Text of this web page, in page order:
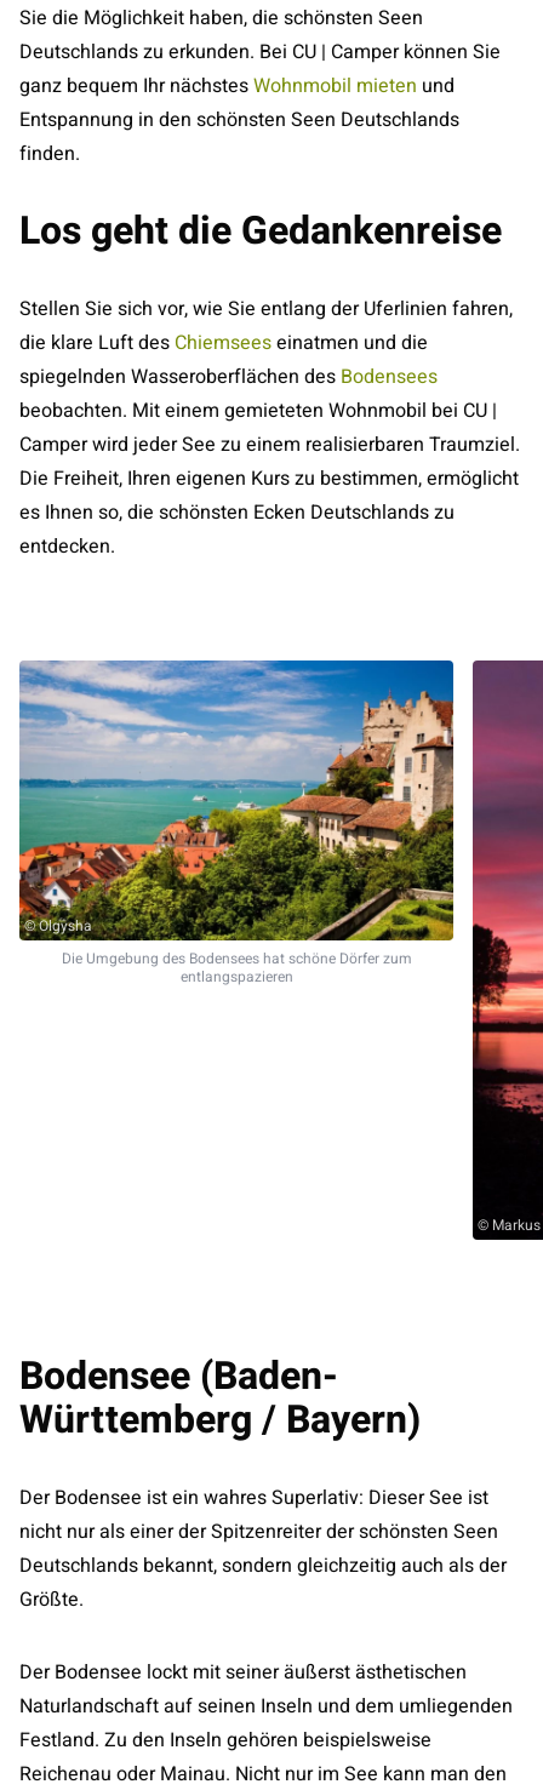
Sie die Möglichkeit haben, die schönsten Seen
Deutschlands zu erkunden. Bei CU | Camper können Sie
ganz bequem Ihr nächstesWohnmobil mieten und
Entspannung in den schönsten Seen Deutschlands
finden.
Los geht die Gedankenreise
Stellen Sie sich vor, wie Sie entlang der Uferlinien fahren,
die klare Luft des Chiemseeseinatmen und die
spiegelnden Wasseroberflächen des Bodensees
beobachten. Mit einem gemieteten Wohnmobil bei CU |
Camper wird jeder See zu einem realisierbaren Traumziel.
Die Freiheit, Ihren eigenen Kurs zu bestimmen, ermöglicht
es Ihnen so, die schönsten Ecken Deutschlands zu
entdecken.
© Olgysha
Die Umgebung des Bodensees hat schöne Dörfer zum
entlangspazieren
©
Bodensee (Baden-
Württemberg / Bayern)
Der Bodensee ist ein wahres Superlativ: Dieser See ist
nicht nur als einer der Spitzenreiter der schönsten Seen
Deutschlands bekannt, sondern gleichzeitig auch als der
Größte.
Der Bodensee lockt mit seiner äußerst ästhetischen
Naturlandschaft auf seinen Inseln und dem umliegenden
Festland. Zu den Inseln gehören beispielsweise
Reichenau oder Mainau. Nicht nur im See kann man den